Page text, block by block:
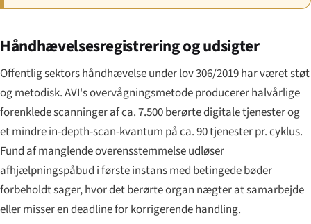
Håndhævelsesregistrering og udsigter
Offentlig sektors håndhævelse under lov 306/2019 har været støt
og metodisk. AVI's overvågningsmetode producerer halvårlige
forenklede scanninger af ca. 7.500 berørte digitale tjenester og
et mindre in-depth-scan-kvantum på ca. 90 tjenester pr. cyklus.
Fund af manglende overensstemmelse udløser
afhjælpningspåbud i første instans med betingede bøder
forbeholdt sager, hvor det berørte organ nægter at samarbejde
eller misser en deadline for korrigerende handling.